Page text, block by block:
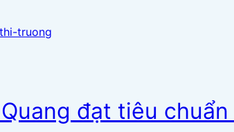
đạt tiêu